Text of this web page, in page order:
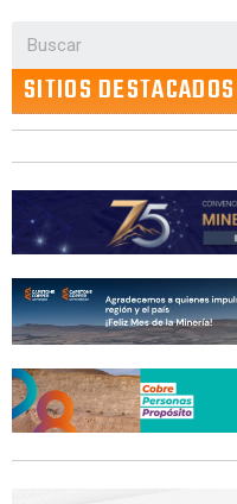
SITIOS DESTACADOS